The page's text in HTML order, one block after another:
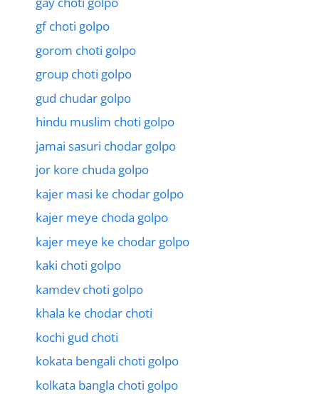
gf choti golpo
gorom choti golpo
group choti golpo
gud chudar golpo
hindu muslim choti golpo
jamai sasuri chodar golpo
jor kore chuda golpo
kajer masi ke chodar golpo
kajer meye choda golpo
kajer meye ke chodar golpo
kaki choti golpo
kamdev choti golpo
khala ke chodar choti
kochi gud choti
kokata bengali choti golpo
kolkata bangla choti golpo